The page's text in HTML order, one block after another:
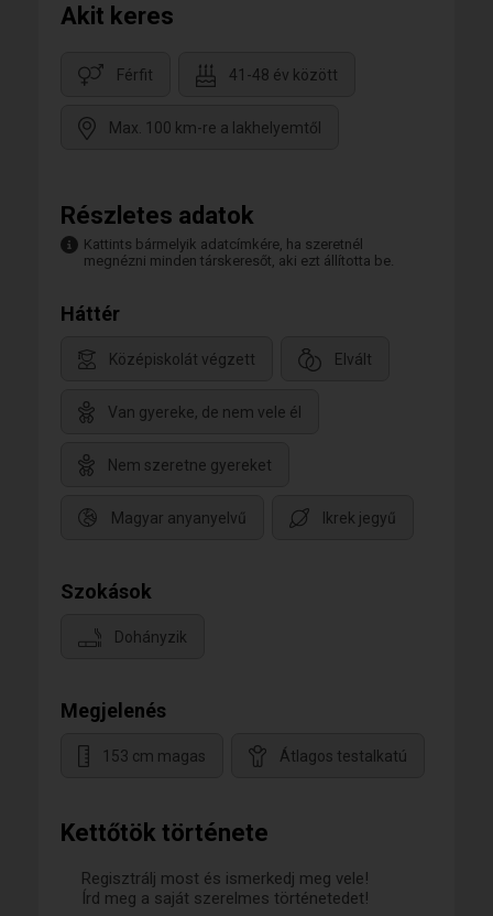
Kettőtök története
Regisztrálj most és ismerkedj meg vele!
Írd meg a saját szerelmes történetedet!
Akit keres
Férfit 41-48 év között
Max. 100 km-re a lakhelyemtől
Részletes adatok
Kattints bármelyik adatcímkére, ha szeretnél
megnézni minden társkeresőt, aki ezt állította be.
Háttér
Középiskolát végzett Elvált
Van gyereke, de nem vele él
Nem szeretne gyereket
Magyar anyanyelvű Ikrek jegyű
Szokások
Dohányzik
Megjelenés
153 cm magas Átlagos testalkatú